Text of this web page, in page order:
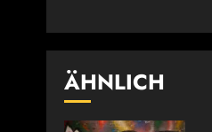
ÄHNLICH